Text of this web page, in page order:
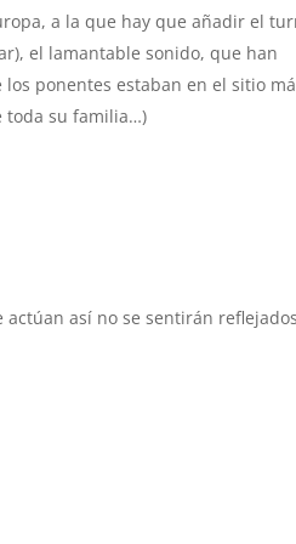
a la que hay que añadir el
el lamantable sonido, que han
ponentes estaban en el sitio
toda su familia…)
así no se sentirán reflejados